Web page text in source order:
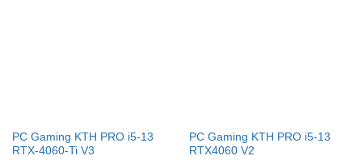
PC Gaming KTH PRO i5-13
RTX-4060-Ti V3
PC Gaming KTH PRO i5-13
RTX4060 V2